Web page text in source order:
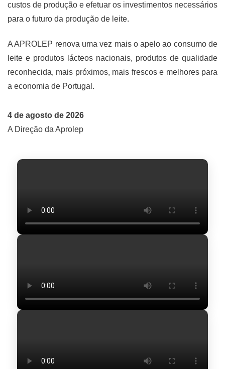
custos de produção e efetuar os investimentos necessários
para o futuro da produção de leite.
A APROLEP renova uma vez mais o apelo ao consumo de
leite e produtos lácteos nacionais, produtos de qualidade
reconhecida, mais próximos, mais frescos e melhores para
a economia de Portugal.
4 de agosto de 2026
A Direção da Aprolep